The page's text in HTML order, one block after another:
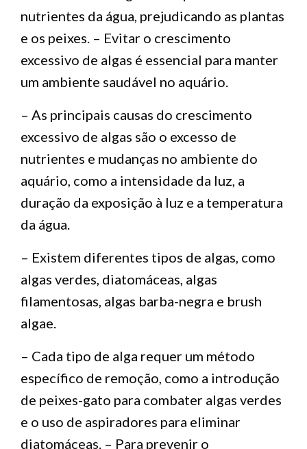
nutrientes da água, prejudicando as plantas
e os peixes. – Evitar o crescimento
excessivo de algas é essencial para manter
um ambiente saudável no aquário.
– As principais causas do crescimento
excessivo de algas são o excesso de
nutrientes e mudanças no ambiente do
aquário, como a intensidade da luz, a
duração da exposição à luz e a temperatura
da água.
– Existem diferentes tipos de algas, como
algas verdes, diatomáceas, algas
filamentosas, algas barba-negra e brush
algae.
– Cada tipo de alga requer um método
específico de remoção, como a introdução
de peixes-gato para combater algas verdes
e o uso de aspiradores para eliminar
diatomáceas. – Para prevenir o